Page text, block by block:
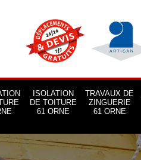
ISOLATION
DE TOITURE
61 ORNE
TRAVAUX DE
ZINGUERIE
61 ORNE